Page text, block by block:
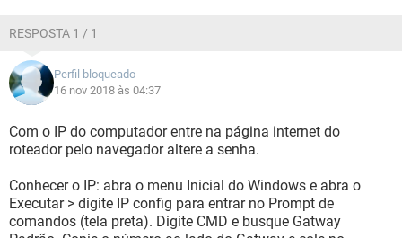
RESPOSTA 1 / 1
Perfil bloqueado
16 nov 2018 às 04:37
Com o IP do computador entre na página internet do
roteador pelo navegador altere a senha.
Conhecer o IP: abra o menu Inicial do Windows e abra o
Executar > digite IP config para entrar no Prompt de
comandos (tela preta). Digite CMD e busque Gatway